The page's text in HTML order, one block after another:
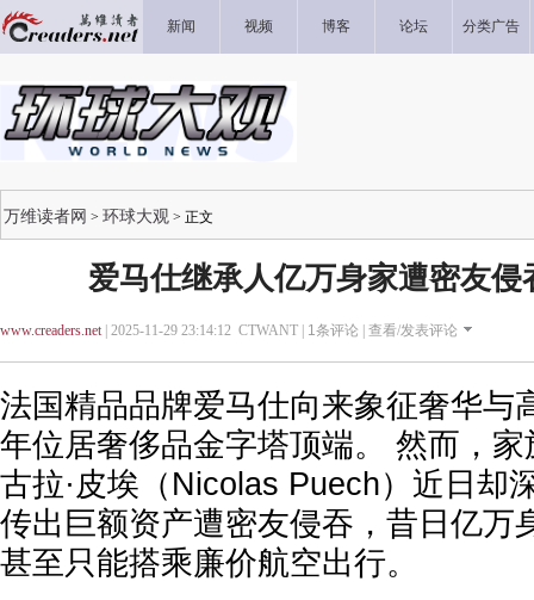
新闻 视频 博客 论坛 分类广告
万维读者网 > 环球大观 > 正文
爱马仕继承人亿万身家遭密友侵
www.creaders.net| 2025-11-29 23:14:12 CTWANT | 1条评论 | 查看/发表评论
法国精品品牌爱马仕向来象征奢华与
年位居奢侈品金字塔顶端。 然而，
古拉·皮埃（Nicolas Puech）近日却
传出巨额资产遭密友侵吞，昔日亿万
甚至只能搭乘廉价航空出行。